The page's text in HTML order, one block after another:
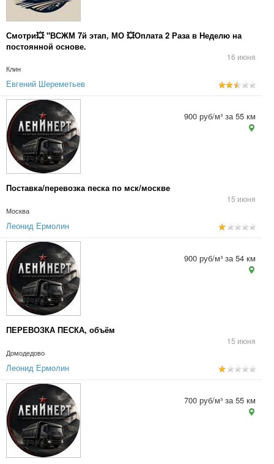
Смотри💥 "ВСЖМ 7й этап, МО 💥Оплата 2 Раза в Неделю на
постоянной основе.
16 июня
Клин
Евгений Шереметьев
Поставка/перевозка песка по мск/москве
15 июня
Москва
900 руб/м³ за 55 км
Леонид Ермолин
ПЕРЕВОЗКА ПЕСКА, объём
15 июня
Домодедово
900 руб/м³ за 54 км
Леонид Ермолин
700 руб/м³ за 55 км